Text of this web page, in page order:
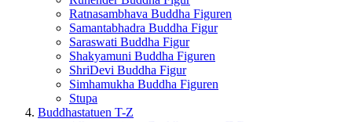
Ratnasambhava Buddha Figuren
Samantabhadra Buddha Figur
Saraswati Buddha Figur
Shakyamuni Buddha Figuren
ShriDevi Buddha Figur
Simhamukha Buddha Figuren
Stupa
Buddhastatuen T-Z